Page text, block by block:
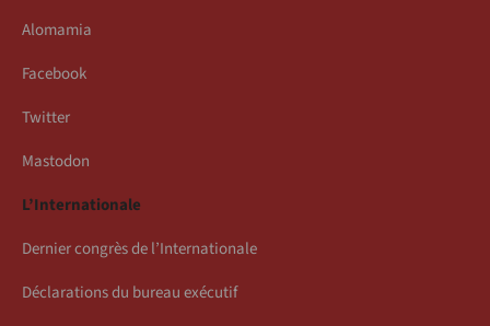
Alomamia
Facebook
Twitter
Mastodon
L’Internationale
Dernier congrès de l’Internationale
Déclarations du bureau exécutif